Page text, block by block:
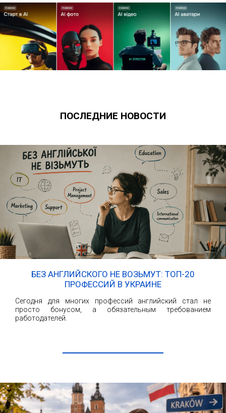
ПОСЛЕДНИЕ НОВОСТИ
БЕЗ АНГЛИЙСКОГО НЕ ВОЗЬМУТ: ТОП-20
ПРОФЕССИЙ В УКРАИНЕ
Сегодня для многих профессий английский стал не
просто бонусом, а обязательным требованием
работодателей.